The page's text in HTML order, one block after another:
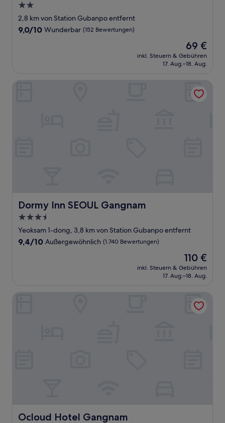
2.0-
Sterne-
Unterkunft
2,8 km von Station Gubanpo entfernt
9.0
9,0/10 Wunderbar (152 Bewertungen)
Der
Preis
beträgt
69 €
inkl. Steuern & Gebühren
17. Aug.–18. Aug.
Dormy Inn SEOUL Gangnam
Dormy Inn SEOUL Gangnam
3.5-
Sterne-
Unterkunft
Yeoksam 1-dong, 3,8 km von Station Gubanpo entfernt
9.4
9,4/10 Außergewöhnlich (1.740 Bewertungen)
Der
Preis
beträgt
110 €
inkl. Steuern & Gebühren
17. Aug.–18. Aug.
Ocloud Hotel Gangnam
Ocloud Hotel Gangnam